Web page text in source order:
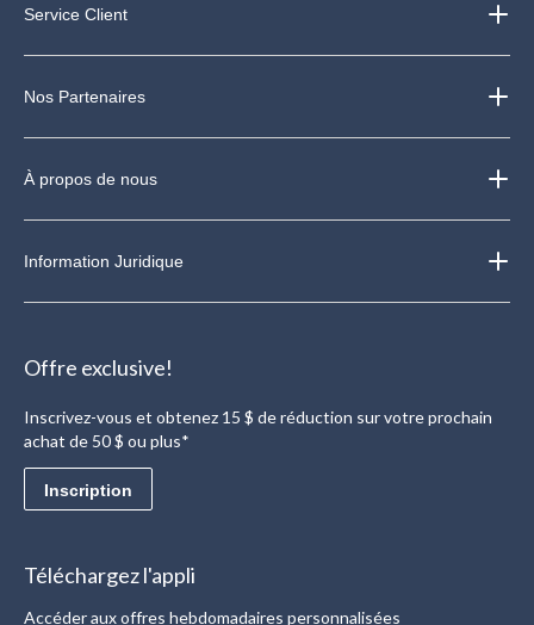
Service Client
Nos Partenaires
À propos de nous
Information Juridique
Offre exclusive!
Inscrivez-vous et obtenez 15 $ de réduction sur votre prochain
achat de 50 $ ou plus*
Inscription
Téléchargez l'appli
Accéder aux offres hebdomadaires personnalisées